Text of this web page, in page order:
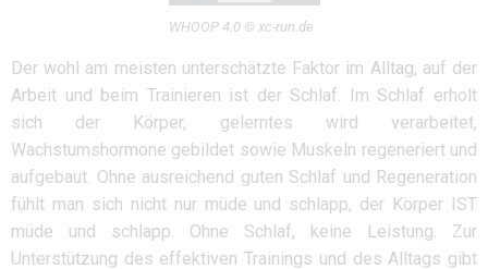
WHOOP 4.0 © xc-run.de
Der wohl am meisten unterschätzte Faktor im Alltag, auf der
Arbeit und beim Trainieren ist der Schlaf. Im Schlaf erholt
sich der Körper, gelerntes wird verarbeitet,
Wachstumshormone gebildet sowie Muskeln regeneriert und
aufgebaut. Ohne ausreichend guten Schlaf und Regeneration
fühlt man sich nicht nur müde und schlapp, der Körper IST
müde und schlapp. Ohne Schlaf, keine Leistung. Zur
Unterstützung des effektiven Trainings und des Alltags gibt